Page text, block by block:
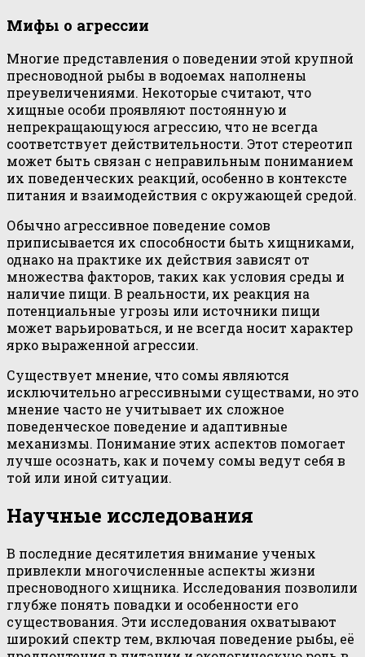
Мифы о агрессии
Многие представления о поведении этой крупной
пресноводной рыбы в водоемах наполнены
преувеличениями. Некоторые считают, что
хищные особи проявляют постоянную и
непрекращающуюся агрессию, что не всегда
соответствует действительности. Этот стереотип
может быть связан с неправильным пониманием
их поведенческих реакций, особенно в контексте
питания и взаимодействия с окружающей средой.
Обычно агрессивное поведение сомов
приписывается их способности быть хищниками,
однако на практике их действия зависят от
множества факторов, таких как условия среды и
наличие пищи. В реальности, их реакция на
потенциальные угрозы или источники пищи
может варьироваться, и не всегда носит характер
ярко выраженной агрессии.
Существует мнение, что сомы являются
исключительно агрессивными существами, но это
мнение часто не учитывает их сложное
поведенческое поведение и адаптивные
механизмы. Понимание этих аспектов помогает
лучше осознать, как и почему сомы ведут себя в
той или иной ситуации.
Научные исследования
В последние десятилетия внимание ученых
привлекли многочисленные аспекты жизни
пресноводного хищника. Исследования позволили
глубже понять повадки и особенности его
существования. Эти исследования охватывают
широкий спектр тем, включая поведение рыбы, её